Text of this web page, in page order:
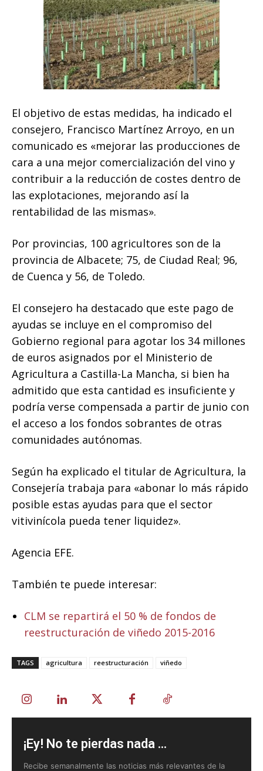
El objetivo de estas medidas, ha indicado el
consejero, Francisco Martínez Arroyo, en un
comunicado es «mejorar las producciones de
cara a una mejor comercialización del vino y
contribuir a la reducción de costes dentro de
las explotaciones, mejorando así la
rentabilidad de las mismas».
Por provincias, 100 agricultores son de la
provincia de Albacete; 75, de Ciudad Real; 96,
de Cuenca y 56, de Toledo.
El consejero ha destacado que este pago de
ayudas se incluye en el compromiso del
Gobierno regional para agotar los 34 millones
de euros asignados por el Ministerio de
Agricultura a Castilla-La Mancha, si bien ha
admitido que esta cantidad es insuficiente y
podría verse compensada a partir de junio con
el acceso a los fondos sobrantes de otras
comunidades autónomas.
Según ha explicado el titular de Agricultura, la
Consejería trabaja para «abonar lo más rápido
posible estas ayudas para que el sector
vitivinícola pueda tener liquidez».
Agencia EFE.
También te puede interesar:
CLM se repartirá el 50 % de fondos de
reestructuración de viñedo 2015-2016
TAGS agricultura reestructuración viñedo
¡Ey! No te pierdas nada ...
Recibe semanalmente las noticias más relevantes de la